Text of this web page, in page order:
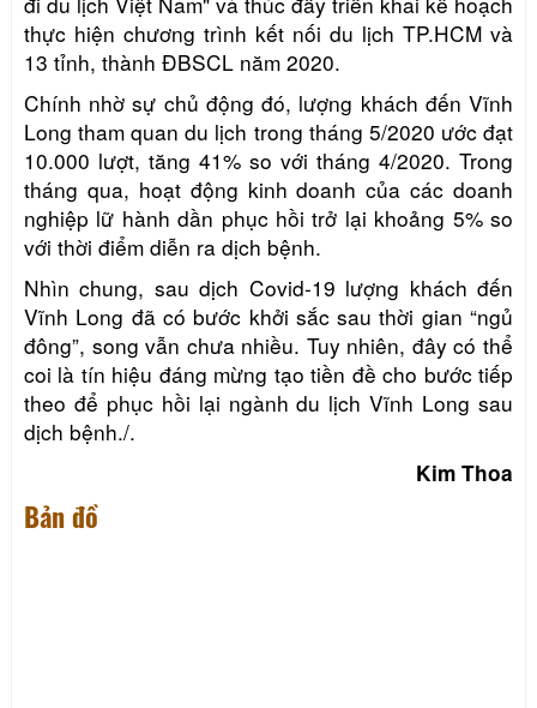
thực hiện chương trình kết nối du lịch TP.HCM và
13 tỉnh, thành ĐBSCL năm 2020.
Chính nhờ sự chủ động đó, lượng khách đến Vĩnh
Long tham quan du lịch trong tháng 5/2020 ước đạt
10.000 lượt, tăng 41% so với tháng 4/2020. Trong
tháng qua, hoạt động kinh doanh của các doanh
nghiệp lữ hành dần phục hồi trở lại khoảng 5% so
với thời điểm diễn ra dịch bệnh.
Nhìn chung, sau dịch Covid-19 lượng khách đến
Vĩnh Long đã có bước khởi sắc sau thời gian “ngủ
đông”, song vẫn chưa nhiều. Tuy nhiên, đây có thể
coi là tín hiệu đáng mừng tạo tiền đề cho bước tiếp
theo để phục hồi lại ngành du lịch Vĩnh Long sau
dịch bệnh./.
Kim Thoa
Bản đồ